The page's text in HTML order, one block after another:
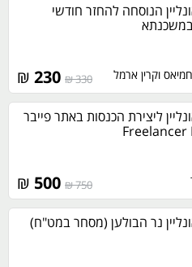
הנוסחה להחזר חודשי
וקרין ארמל 330 ₪
₪
ליצירת הכנסות באתר פייבר
750 ₪
₪
נר הבולען (מסחר במט"ח)